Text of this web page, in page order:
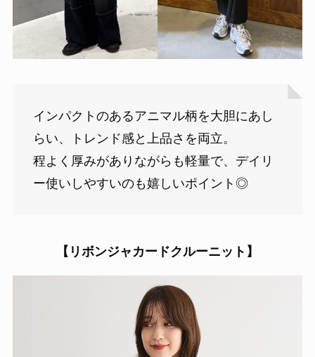
インパクトのあるアニマル柄を大胆にあし
らい、トレンド感と上品さを両立。
程よく厚みがありながらも軽量で、デイリ
ー使いしやすいのも嬉しいポイント◎
【リボンジャカードクルーニット】